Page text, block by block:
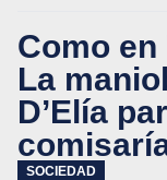
Como
La
D’Elía
SOCIEDAD